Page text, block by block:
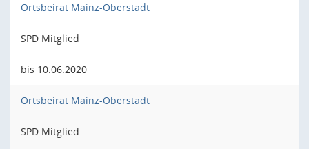
Ortsbeirat Mainz-Oberstadt
SPD Mitglied
bis 10.06.2020
Ortsbeirat Mainz-Oberstadt
SPD Mitglied